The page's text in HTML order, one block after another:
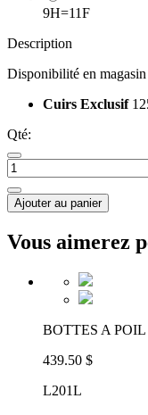
9H=11F
Description
Disponibilité en magasin
Cuirs Exclusif
Qté:
Ajouter au panier
Vous aimerez
BOTTES A POIL
439.50 $
L201L